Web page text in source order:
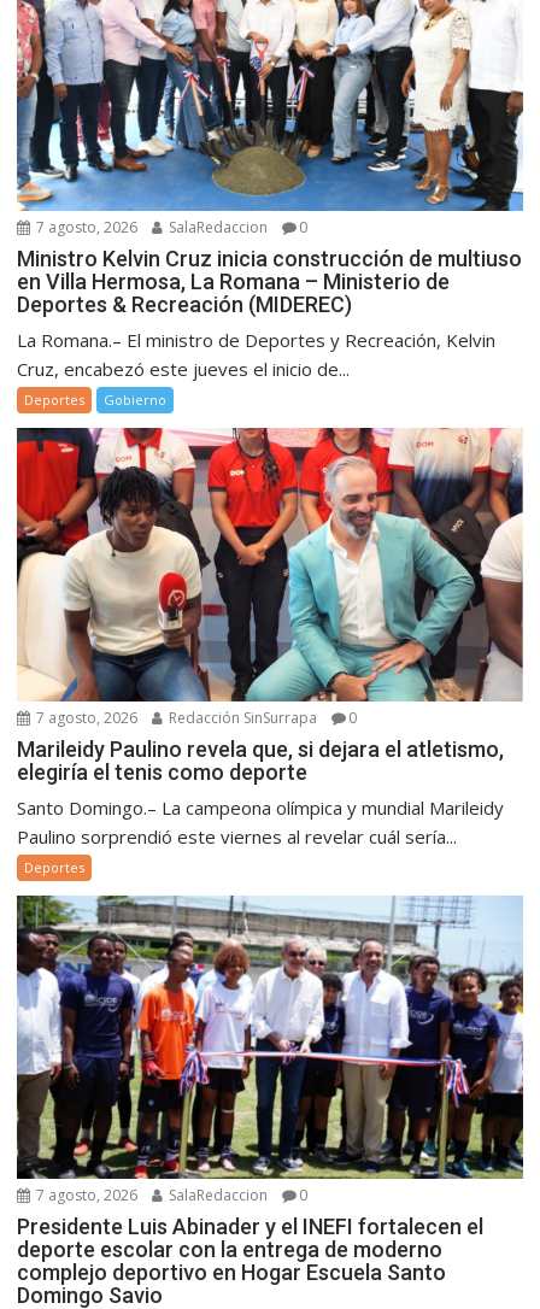
7 agosto, 2026 SalaRedaccion 0
Ministro Kelvin Cruz inicia construcción de multiuso
en Villa Hermosa, La Romana – Ministerio de
Deportes & Recreación (MIDEREC)
La Romana.– El ministro de Deportes y Recreación, Kelvin
Cruz, encabezó este jueves el inicio de...
Deportes Gobierno
7 agosto, 2026 Redacción SinSurrapa 0
Marileidy Paulino revela que, si dejara el atletismo,
elegiría el tenis como deporte
Santo Domingo.– La campeona olímpica y mundial Marileidy
Paulino sorprendió este viernes al revelar cuál sería...
Deportes
7 agosto, 2026 SalaRedaccion 0
Presidente Luis Abinader y el INEFI fortalecen el
deporte escolar con la entrega de moderno
complejo deportivo en Hogar Escuela Santo
Domingo Savio